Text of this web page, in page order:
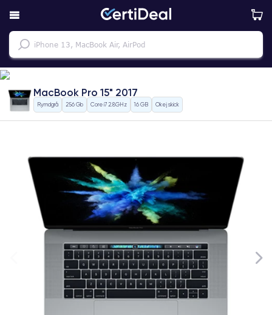
MacBook Pro 15" 2017
Rymdgrå 256 Gb Core i7 2.8GHz 16 GB Okej skick